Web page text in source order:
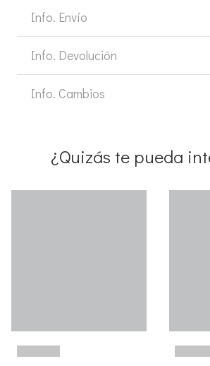
Info. Envío
Info. Devolución
Info. Cambios
¿Quizás te pueda